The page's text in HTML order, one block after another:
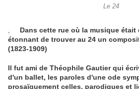
Le 24
Dans cette rue où la musique était
étonnant de trouver au 24 un
(1823-1909)
Il fut ami de Théophile Gautier qui
d'un ballet, les paroles d'une ode
prosaïquement celles, parodiques et